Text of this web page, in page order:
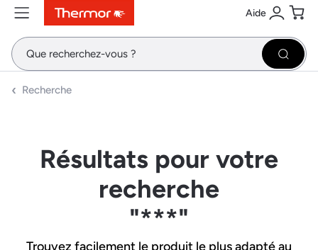
ContenuMenuRecherche Aide
Se
Recherche
Résultats pour votre
recherche
"***"
Trouvez facilement le produit le plus adapté au